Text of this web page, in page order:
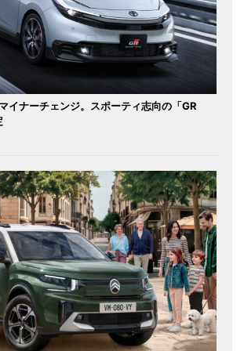
イナーチェンジ。スポーティ志向の「GR